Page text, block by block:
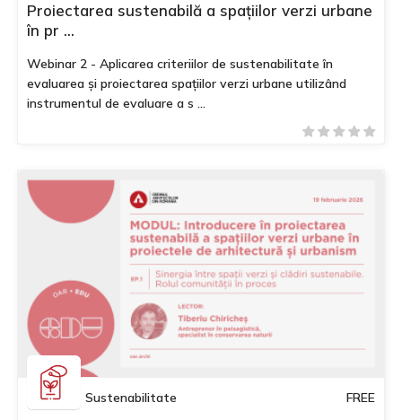
Proiectarea sustenabilă a spațiilor verzi urbane
în pr ...
Webinar 2 - Aplicarea criteriilor de sustenabilitate în
evaluarea și proiectarea spațiilor verzi urbane utilizând
instrumentul de evaluare a s ...
Sustenabilitate FREE